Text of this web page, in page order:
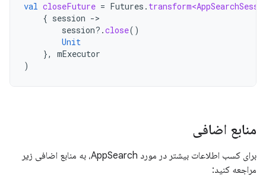
val closeFuture = Futures .
{ session -
session?.close()
Unit
},
mExecutor
)
منابع اضافی
برای کسب اطلاعات بیشتر در مورد AppSearch، به منابع اضافی زیر
مراجعه کنید: